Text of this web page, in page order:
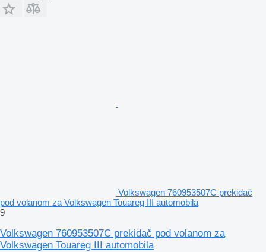
Volkswagen 760953507C prekidač
pod volanom za Volkswagen Touareg III automobila
9
Volkswagen 760953507C prekidač pod volanom za
Volkswagen Touareg III automobila